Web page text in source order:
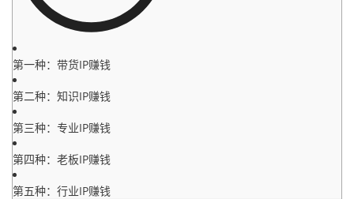
第一种：带货IP赚钱
第二种：知识IP赚钱
第三种：专业IP赚钱
第四种：老板IP赚钱
第五种：行业IP赚钱